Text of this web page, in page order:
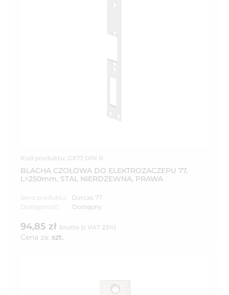
Kod produktu: GX77 DIN R
BLACHA CZOŁOWA DO ELEKTROZACZEPU 77,
L=250mm, STAL NIERDZEWNA, PRAWA
Seria produktu:
Dorcas 77
Dostępność:
Dostępny
94,85 zł brutto (z VAT 23%)
Cena za: szt.